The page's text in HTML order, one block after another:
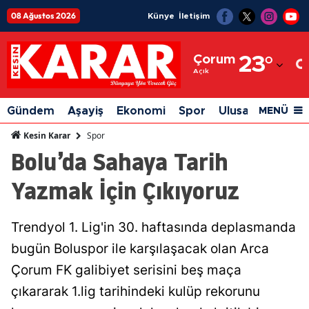
08 Ağustos 2026 Künye İletişim
Çorum
Açık 23°
Adıyaman
Afyonkarahisar
Ağrı
Amasya
Artvin
Aydın
Balıkesir
Gündem Aşayiş Ekonomi Spor Ulusal Siyaset
MENÜ
Kesin Karar Spor
Bolu’da Sahaya Tarih
Yazmak İçin Çıkıyoruz
Trendyol 1. Lig'in 30. haftasında deplasmanda
bugün Boluspor ile karşılaşacak olan Arca
Çorum FK galibiyet serisini beş maça
çıkararak 1.lig tarihindeki kulüp rekorunu